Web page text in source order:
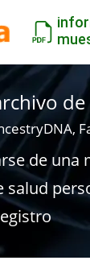
de una
salud